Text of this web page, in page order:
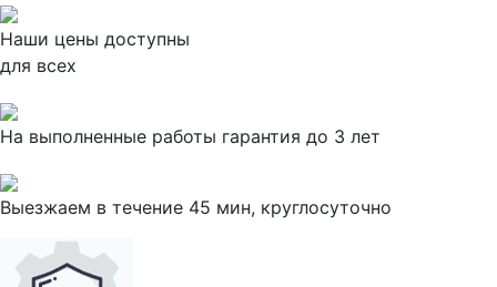
Наши цены доступны
для всех
На выполненные работы гарантия до 3 лет
Выезжаем в течение 45 мин, круглосуточно